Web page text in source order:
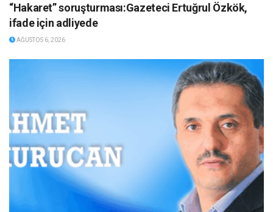
“Hakaret” soruşturması:Gazeteci Ertuğrul Özkök,
ifade için adliyede
AĞUSTOS 6, 2026